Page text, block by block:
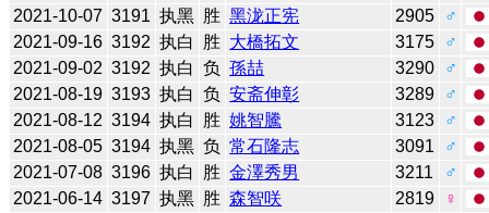
2021-10-07 3191 执黑 胜 黑泷正宪 2905
♂
2021-09-16 3192 执白 胜 大橋拓文 3175
♂
2021-09-02 3192 执白 负 孫喆 3290
♂
2021-08-19 3193 执白 负 安斋伸彰 3289
♂
2021-08-12 3194 执白 胜 姚智騰 3123
♂
2021-08-05 3194 执黑 负 常石隆志 3091
♂
2021-07-08 3196 执白 胜 金澤秀男 3211
♂
2021-06-14 3197 执黑 胜 森智咲 2819
♀